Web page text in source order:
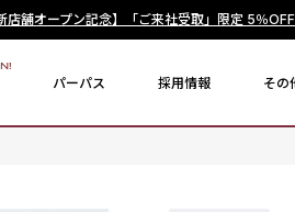
店舗オープン記念】「ご来社受取」限定 5％
パーパス 採用情報 その